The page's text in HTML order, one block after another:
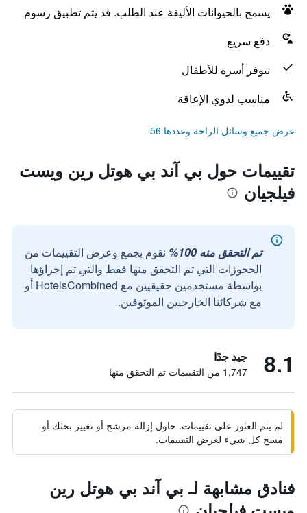
يسمح بالحيوانات الأليفة عند الطلب. قد يتم تطبيق رسوم
دفع سريع
تتوفر أسرة للأطفال
مناسب لذوي الإعاقة
عرض جميع وسائل الراحة وعددها 56
تقييمات حول بي آند بي هوتل رين ويست
فيلجيان
تم التحقق منه 100%
نقوم بجمع وعرض التقييمات من
الحجوزات التي تم التحقق منها فقط والتي تم إجراؤها
بواسطة مستخدمين حقيقيين مع HotelsCombined أو
مع شركائنا الخارجيين الموثوقين.
8.1 جيد جدًا
1,747 من التقييمات تم التحقق منها
لم يتم العثور على تقييمات. حاول إزالة مرشح أو تغيير بحثك أو
مسح كل شيء لعرض التقييمات.
فنادق مشابهة لـ بي آند بي هوتل رين